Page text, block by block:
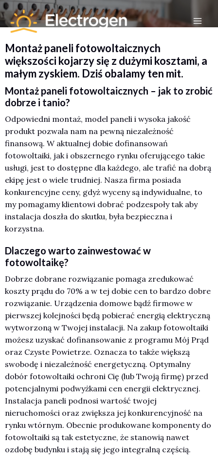
Skip
to
content
Montaż paneli fotowoltaicznych
większości kojarzy się z dużymi kosztami, a
małym zyskiem. Dziś obalamy ten mit.
Montaż paneli fotowoltaicznych – jak to zrobić
dobrze i tanio?
Odpowiedni montaż, model paneli i wysoka jakość
produkt pozwala nam na pewną niezależność
finansową. W aktualnej dobie dofinansowań
fotowoltaiki, jak i obszernego rynku oferującego takie
usługi, jest to dostępne dla każdego, ale trafić na dobrą
ekipę jest o wiele trudniej. Nasza firma posiada
konkurencyjne ceny, gdyż wyceny są indywidualne, to
my pomagamy klientowi dobrać podzespoły tak aby
instalacja doszła do skutku, była bezpieczna i
korzystna.
Dlaczego warto zainwestować w
fotowoltaikę?
Dobrze dobrane rozwiązanie pomaga zredukować
koszty prądu do 70% a w tej dobie cen to bardzo dobre
rozwiązanie. Urządzenia domowe bądź firmowe w
pierwszej kolejności będą pobierać energią elektryczną
wytworzoną w Twojej instalacji. Na zakup fotowoltaiki
możesz uzyskać dofinansowanie z programu Mój Prąd
oraz Czyste Powietrze. Oznacza to także większą
swobodę i niezależność energetyczną. Optymalny
dobór fotowoltaiki ochroni Cię (lub Twoją firmę) przed
potencjalnymi podwyżkami cen energii elektrycznej.
Instalacja paneli podnosi wartość twojej
nieruchomości oraz zwiększa jej konkurencyjność na
rynku wtórnym. Obecnie produkowane komponenty do
fotowoltaiki są tak estetyczne, że stanowią nawet
ozdobę budynku i stają się jego integralną częścią.